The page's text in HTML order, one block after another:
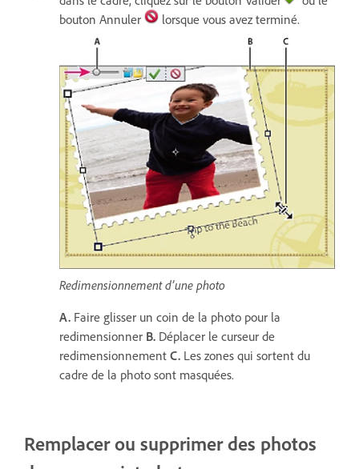
bouton Annuler
lorsque vous avez terminé.
Redimensionnement d’une photo
A. Faire glisser un coin de la photo pour la
redimensionner B. Déplacer le curseur de
redimensionnement C. Les zones qui sortent du
cadre de la photo sont masquées.
Remplacer ou supprimer des photos